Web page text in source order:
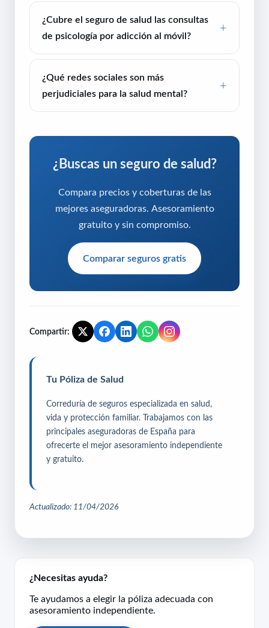
¿Cubre el seguro de salud las consultas
de psicología por adicción al móvil?
¿Qué redes sociales son más
perjudiciales para la salud mental?
¿Buscas un seguro de salud?
Compara precios y coberturas de las
mejores aseguradoras. Asesoramiento
gratuito y sin compromiso.
Comparar seguros gratis
Compartir:
Tu Póliza de Salud
Correduría de seguros especializada en salud,
vida y protección familiar. Trabajamos con las
principales aseguradoras de España para
ofrecerte el mejor asesoramiento independiente
y gratuito.
Actualizado: 11/04/2026
¿Necesitas ayuda?
Te ayudamos a elegir la póliza adecuada con
asesoramiento independiente.